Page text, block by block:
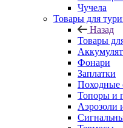
Чучела
Товары для
Назад
Товары
Фонари
Заплатки
Походные
Топоры и
Аэрозоли